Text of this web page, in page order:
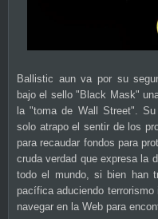
Ballistic aun va por su
bajo el sello "Black Mask"
la "toma de Wall Street".
solo atrapo el sentir de los
para recaudar fondos para
cruda verdad que expresa la
todo el mundo, si bien han
pacífica aduciendo
navegar en la Web para